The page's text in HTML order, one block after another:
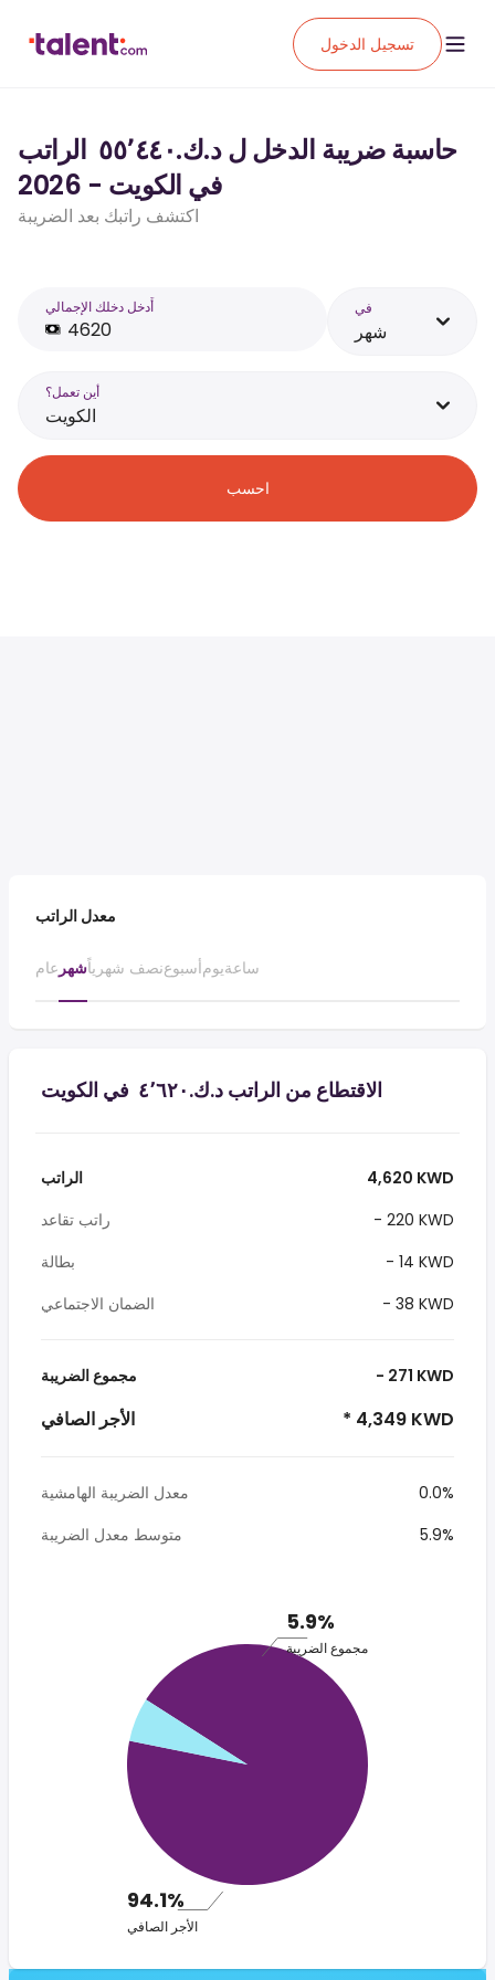
تسجيل الدخول
حاسبة ضريبة الدخل ل د.ك.‏٥٥٬٤٤٠ ‏ الراتب
في الكويت - 2026
اكتشف راتبك بعد الضريبة
أَدخل دخلك الإجمالي في
شهر
أين تعمل؟
الكويت
احسب
معدل الراتب
عام شهرنصف شهرياًأسبوعيومساعة
الاقتطاع من الراتب د.ك.‏٤٬٦٢٠ ‏ في الكويت
الراتب
4,620 KWD
راتب تقاعد
- 220 KWD
بطالة
- 14 KWD
الضمان الاجتماعي
- 38 KWD
مجموع الضريبة - 271 KWD
الأجر الصافي * 4,349 KWD
معدل الضريبة الهامشية
0.0%
متوسط معدل الضريبة
5.9%
5.9%
مجموع الضريبة
94.1%
الأجر الصافي